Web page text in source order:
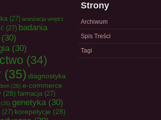
(27) aranżacja wnętrz
(27) badania
(30)
(30)
(34)
(35) diagnostyka
(26) e-commerce
(28) farmacja (27)
(26) genetyka(30)
(27) korepetycje (28)
Strony
Archiwum
Spis Treści
Tagi